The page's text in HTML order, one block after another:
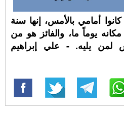
أمامي بالأمس، إنها سنة
يوماً ما، والفائز هو من
لمن يليه. - علي إبراهيم